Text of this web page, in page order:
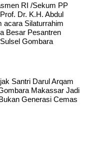
RI /Sekum PP
Dr. K.H. Abdul
acara Silaturrahim
Besar Pesantren
Gombara
Santri Darul Arqam
Makassar Jadi
Generasi Cemas